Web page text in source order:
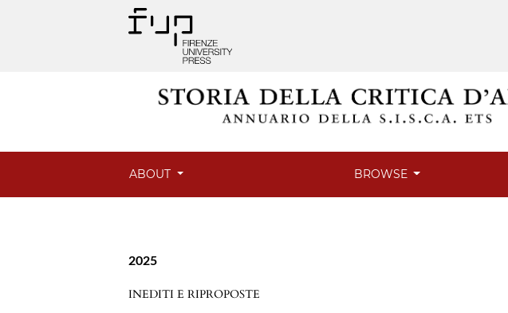
ABOUT BROWSE
2025
INEDITI E RIPROPOSTE